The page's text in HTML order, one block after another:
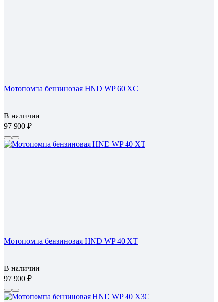
Мотопомпа бензиновая HND WP 60 XC
В наличии
97 900
Мотопомпа бензиновая HND WP 40 XT
В наличии
97 900